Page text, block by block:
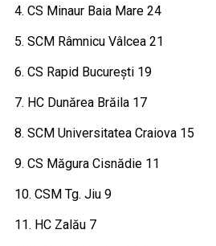
4. CS Minaur Baia Mare 24
5. SCM Râmnicu Vâlcea 21
6. CS Rapid București 19
7. HC Dunărea Brăila 17
8. SCM Universitatea Craiova 15
9. CS Măgura Cisnădie 11
10. CSM Tg. Jiu 9
11. HC Zalău 7